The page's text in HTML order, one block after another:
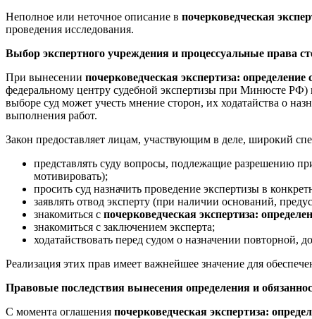
Неполное или неточное описание в почерковедческая
проведения исследования.
Выбор экспертного учреждения и процессуальные права
При вынесении почерковедческая экспертиза: определение
федеральному центру судебной экспертизы при Минюсте
выборе суд может учесть мнение сторон, их ходатайства о
выполнения работ.
Закон предоставляет лицам, участвующим в деле, широкий
представлять суду вопросы, подлежащие разрешению
мотивировать);
просить суд назначить проведение экспертизы в
заявлять отвод эксперту (при наличии оснований,
знакомиться с почерковедческая экспертиза:
знакомиться с заключением эксперта;
ходатайствовать перед судом о назначении
Реализация этих прав имеет важнейшее значение для
Правовые последствия вынесения определения и
С момента оглашения почерковедческая экспертиза: